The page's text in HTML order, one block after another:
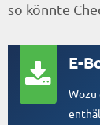
so könnte
E-
Wozu